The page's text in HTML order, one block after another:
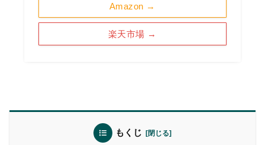
Amazon →
楽天市場 →
もくじ